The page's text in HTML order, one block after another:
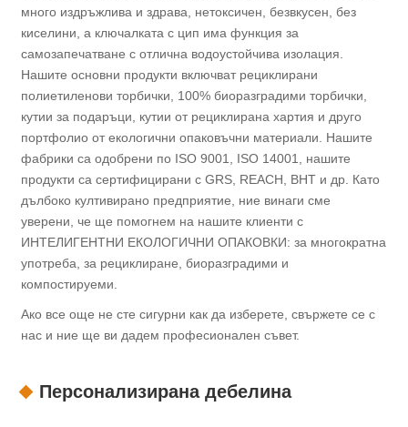
много издръжлива и здрава, нетоксичен, безвкусен, без
киселини, а ключалката с цип има функция за
самозапечатване с отлична водоустойчива изолация.
Нашите основни продукти включват рециклирани
полиетиленови торбички, 100% биоразградими торбички,
кутии за подаръци, кутии от рециклирана хартия и друго
портфолио от екологични опаковъчни материали. Нашите
фабрики са одобрени по ISO 9001, ISO 14001, нашите
продукти са сертифицирани с GRS, REACH, BHT и др. Като
дълбоко култивирано предприятие, ние винаги сме
уверени, че ще помогнем на нашите клиенти с
ИНТЕЛИГЕНТНИ ЕКОЛОГИЧНИ ОПАКОВКИ: за многократна
употреба, за рециклиране, биоразградими и
компостируеми.
Ако все още не сте сигурни как да изберете, свържете се с
нас и ние ще ви дадем професионален съвет.
Персонализирана дебелина